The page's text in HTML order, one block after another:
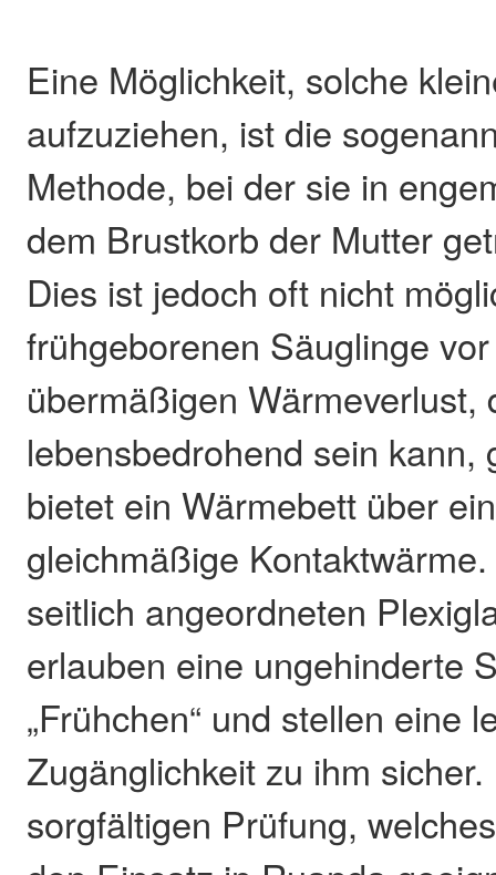
Eine Möglichkeit, solche
aufzuziehen, ist die
Methode, bei der sie in
dem Brustkorb der Mutter
Dies ist jedoch oft nicht
frühgeborenen Säuglinge
übermäßigen Wärmeverlust,
lebensbedrohend sein kann,
bietet ein Wärmebett über
gleichmäßige
seitlich angeordneten
erlauben eine ungehinderte
„Frühchen“ und stellen eine
Zugänglichkeit zu ihm
sorgfältigen Prüfung,